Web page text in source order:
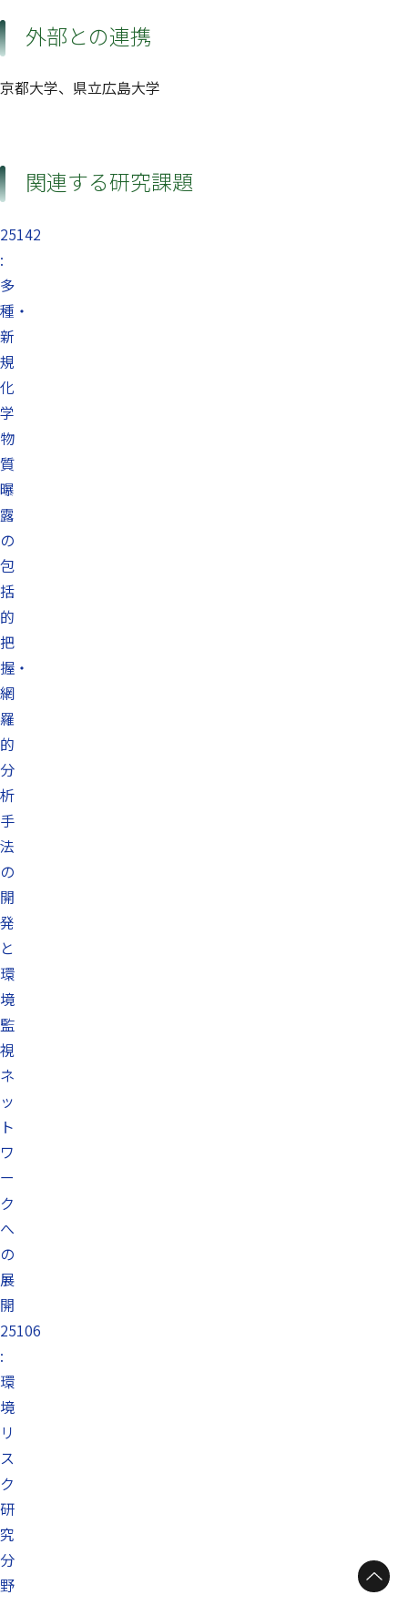
外部との連携
京都大学、県立広島大学
関連する研究課題
25142
:
多
種・
新
規
化
学
物
質
曝
露
の
包
括
的
把
握・
網
羅
的
分
析
手
法
の
開
発
と
環
境
監
視
ネ
ッ
ト
ワ
ー
ク
へ
の
展
開
25106
:
環
境
リ
ス
ク
研
究
分
野